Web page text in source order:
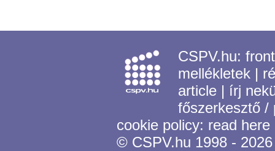
CSPV.hu:
mellékletek |
article | írj
főszerkesztő
cookie policy: read here
© CSPV.hu 1998 - 2026